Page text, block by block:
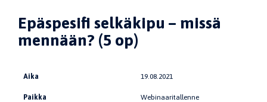
Epäspesifi selkäkipu – missä
mennään? (5 op)
Aika 19.08.2021
Paikka Webinaaritallenne